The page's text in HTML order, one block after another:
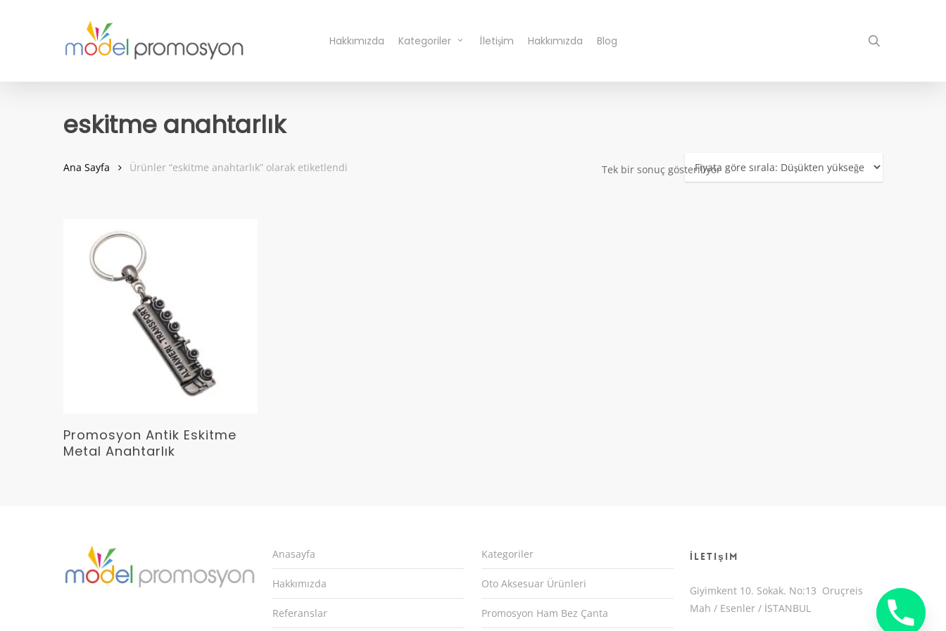
Hakkımızda Kategoriler İletişim Hakkımızda Blog
eskitme anahtarlık
Tek bir sonuç gösteriliyor
Ana Sayfa Ürünler “eskitme anahtarlık” olarak etiketlendi
Devamını Oku
Promosyon Antik Eskitme
Metal Anahtarlık
Anasayfa
Hakkımızda
Referanslar
Kategoriler
Oto Aksesuar Ürünleri
Promosyon Ham Bez Çanta
İletişim
Giyimkent 10. Sokak. No:13 Oruçreis
Mah / Esenler / İSTANBUL